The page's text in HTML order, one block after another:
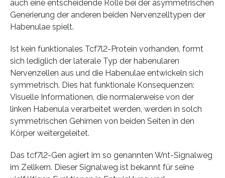
auch eine entscheidende Rolle bei der asymmetrischen
Generierung der anderen beiden Nervenzelltypen der
Habenulae spielt.
Ist kein funktionales Tcf7l2-Protein vorhanden, formt
sich lediglich der laterale Typ der habenularen
Nervenzellen aus und die Habenulae entwickeln sich
symmetrisch. Dies hat funktionale Konsequenzen:
Visuelle Informationen, die normalerweise von der
linken Habenula verarbeitet werden, werden in solch
symmetrischen Gehirnen von beiden Seiten in den
Körper weitergeleitet.
Das tcf7l2-Gen agiert im so genannten Wnt-Signalweg
im Zellkern. Dieser Signalweg ist bekannt für seine